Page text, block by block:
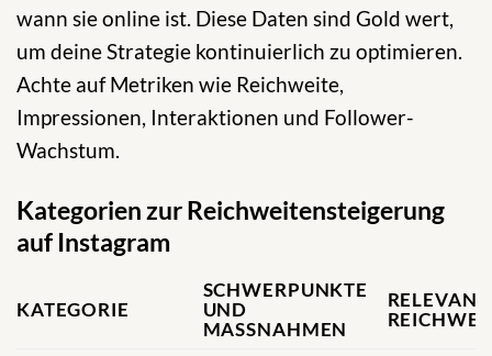
wann sie online ist. Diese Daten sind Gold wert,
um deine Strategie kontinuierlich zu optimieren.
Achte auf Metriken wie Reichweite,
Impressionen, Interaktionen und Follower-
Wachstum.
Kategorien zur Reichweitensteigerung
auf Instagram
KATEGORIE
SCHWERPUNKTE
UND
MASSNAHMEN